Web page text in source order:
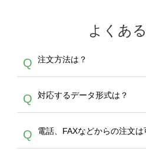
よくあ
Q 注文方法は？
A
生産にて承っており
デザインの作成から
30枚以上やシルク印
は、サポートが担当
やタンブラーコンシ
Q 対応するデータ形式は？
A
ドできるデータ形式
PDF 形式になりま
Q 電話、FAXなどからの注文は